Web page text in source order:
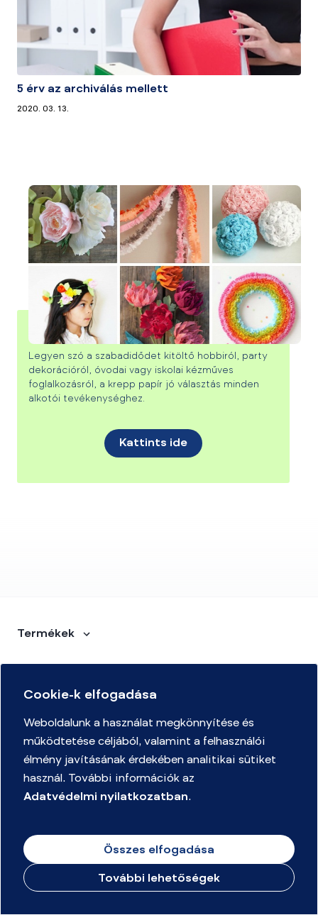
5 érv az archiválás mellett
2020. 03. 13.
A krepp papír 50 árnyalata
Legyen szó a szabadidődet kitöltő hobbiról, party
dekorációról, óvodai vagy iskolai kézműves
foglalkozásról, a krepp papír jó választás minden
alkotói tevékenységhez.
Kattints ide
Termékek
Kapcsolat
Rólunk
Cookie-k elfogadása
Weboldalunk a használat megkönnyítése és
működtetése céljából, valamint a felhasználói
élmény javításának érdekében analitikai sütiket
használ. További információk az
Adatvédelmi nyilatkozatban.
Összes elfogadása
További lehetőségek